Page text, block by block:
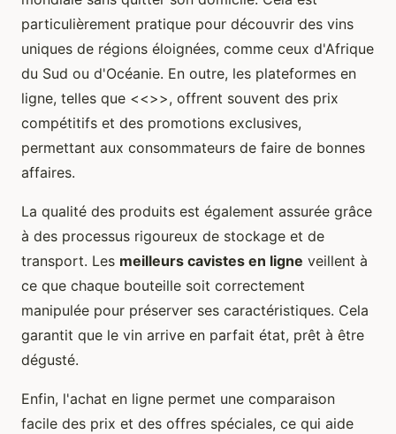
particulièrement pratique pour découvrir des vins
uniques de régions éloignées, comme ceux d'Afrique
du Sud ou d'Océanie. En outre, les plateformes en
ligne, telles que <<>>, offrent souvent des prix
compétitifs et des promotions exclusives,
permettant aux consommateurs de faire de bonnes
affaires.
La qualité des produits est également assurée grâce
à des processus rigoureux de stockage et de
transport. Les meilleurs cavistes en ligne veillent à
ce que chaque bouteille soit correctement
manipulée pour préserver ses caractéristiques. Cela
garantit que le vin arrive en parfait état, prêt à être
dégusté.
Enfin, l'achat en ligne permet une comparaison
facile des prix et des offres spéciales, ce qui aide